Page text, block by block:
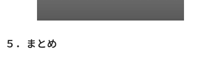
５．まとめ